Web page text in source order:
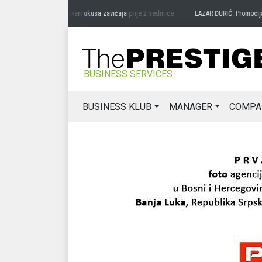
MIĆANOVIĆ: Čuvari ukusa zavičajaprije 2 sedmice LAZAR ĐURIĆ: Promocija
BUSINESS SERVICES
BUSINESS KLUB MANAGER